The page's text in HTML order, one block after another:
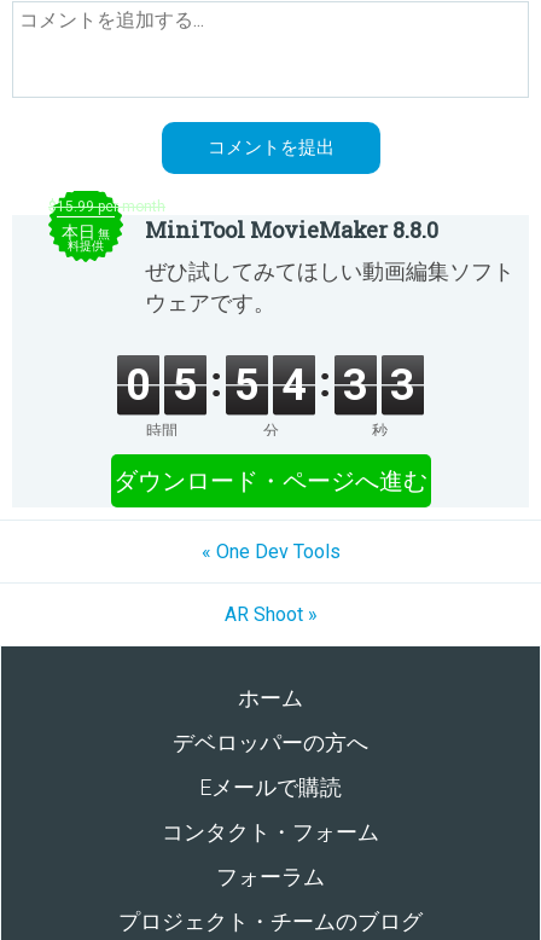
$15.99 per month
本日 無
料提供
MiniTool MovieMaker 8.8.0
ぜひ試してみてほしい動画編集ソフト
ウェアです。
0 5
時間
5 4
分
3 3
秒
ダウンロード・ページへ進む
« One Dev Tools
AR Shoot »
ホーム
デベロッパーの方へ
Eメールで購読
コンタクト・フォーム
フォーラム
プロジェクト・チームのブログ